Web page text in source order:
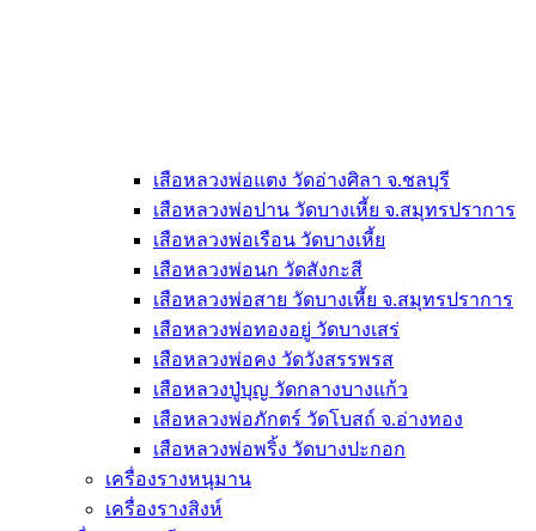
เสือหลวงพ่อแตง วัดอ่างศิลา จ.ชลบุรี
เสือหลวงพ่อปาน วัดบางเหี้ย จ.สมุทรปราการ
เสือหลวงพ่อเรือน วัดบางเหี้ย
เสือหลวงพ่อนก วัดสังกะสี
เสือหลวงพ่อสาย วัดบางเหี้ย จ.สมุทรปราการ
เสือหลวงพ่อทองอยู่ วัดบางเสร่
เสือหลวงพ่อคง วัดวังสรรพรส
เสือหลวงปู่บุญ วัดกลางบางแก้ว
เสือหลวงพ่อภักตร์ วัดโบสถ์ จ.อ่างทอง
เสือหลวงพ่อพริ้ง วัดบางปะกอก
เครื่องรางหนุมาน
เครื่องรางสิงห์